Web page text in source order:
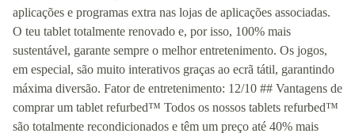
aplicações e programas extra nas lojas de aplicações associadas.
O teu tablet totalmente renovado e, por isso, 100% mais
sustentável, garante sempre o melhor entretenimento. Os jogos,
em especial, são muito interativos graças ao ecrã tátil, garantindo
máxima diversão. Fator de entretenimento: 12/10 ## Vantagens de
comprar um tablet refurbed™ Todos os nossos tablets refurbed™
são totalmente recondicionados e têm um preço até 40% mais